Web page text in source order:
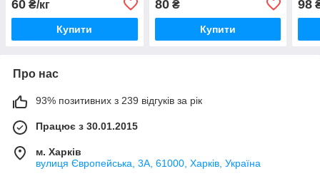
60 ₴/кг
Купити
80₴
Купити
98
Про нас
93% позитивних з 239 відгуків за рік
Працює з 30.01.2015
м. Харків
вулиця Європейська, 3А, 61000, Харків, Україна